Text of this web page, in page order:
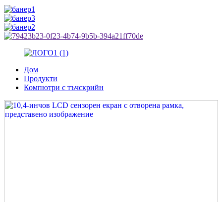
Дом
Продукти
Компютри с тъчскрийн